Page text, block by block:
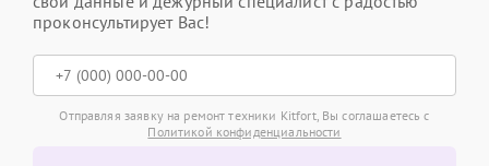
проконсультирует Вас!
Отправляя заявку на ремонт техники Kitfort, Вы соглашаетесь с
Политикой конфиденциальности